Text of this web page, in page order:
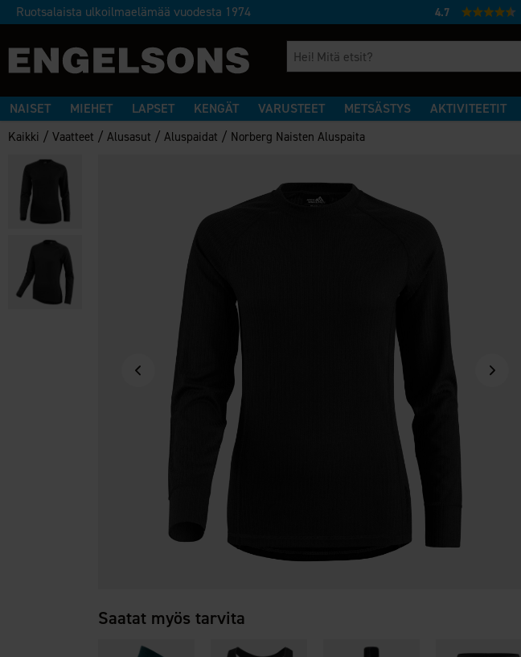
Ruotsalaista ulkoilmaelämää vuodesta 1974 4.7
NAISET MIEHET LAPSET KENGÄT VARUSTEET METSÄSTYS AKTIVITEETIT
Kaikki /Vaatteet /Alusasut /Aluspaidat / Norberg Naisten Aluspaita
Saatat myös tarvita